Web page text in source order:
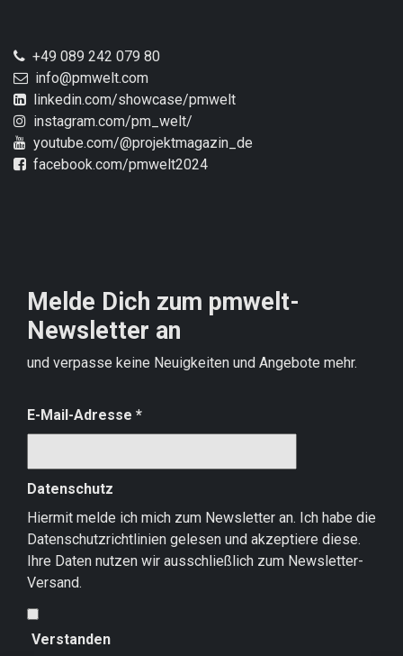
+49 089 242 079 80
info@pmwelt.com
linkedin.com/showcase/pmwelt
instagram.com/pm_welt/
youtube.com/@projektmagazin_de
facebook.com/pmwelt2024
Melde Dich zum pmwelt-
Newsletter an
und verpasse keine Neuigkeiten und Angebote mehr.
E-Mail-Adresse *
Datenschutz
Hiermit melde ich mich zum Newsletter an. Ich habe die
Datenschutzrichtlinien gelesen und akzeptiere diese.
Ihre Daten nutzen wir ausschließlich zum Newsletter-
Versand.
Verstanden